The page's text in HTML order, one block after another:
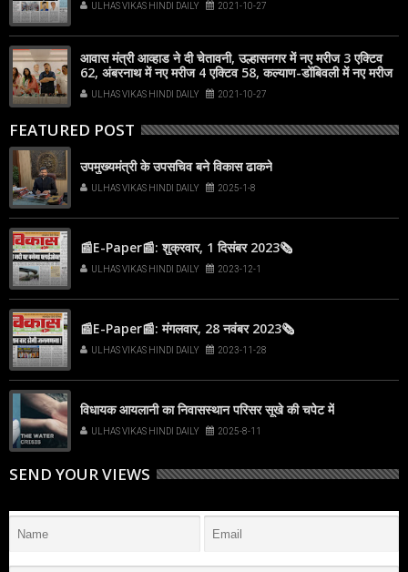
ULHAS VIKAS HINDI DAILY 2021-10-27
आवास मंत्री आव्हाड ने दी चेतावनी, उल्हासनगर में नए मरीज 3 एक्टिव
62, अंबरनाथ में नए मरीज 4 एक्टिव 58, कल्याण-डोंबिवली में नए मरीज
41ULHAS VIKAS HINDI DAILY 2021-10-27
FEATURED POST
उपमुख्यमंत्री के उपसचिव बने विकास ढाकने
ULHAS VIKAS HINDI DAILY 2025-1-8
📰E-Paper📰: शुक्रवार, 1 दिसंबर 2023🗞
ULHAS VIKAS HINDI DAILY 2023-12-1
📰E-Paper📰: मंगलवार, 28 नवंबर 2023🗞
ULHAS VIKAS HINDI DAILY 2023-11-28
विधायक आयलानी का निवासस्थान परिसर सूखे की चपेट में
ULHAS VIKAS HINDI DAILY 2025-8-11
SEND YOUR VIEWS